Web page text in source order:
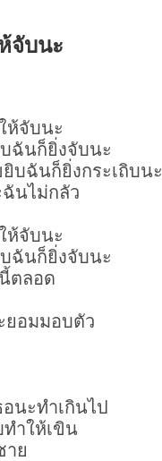
จับนะ
ห้จับนะ
ฉันก็ยิ่งจับนะ
บฉันก็ยิ่งกระเถิบนะ
นไม่กลัว
ห้จับนะ
ฉันก็ยิ่งจับนะ
ตลอด
ยอมมอบตัว
นะทำเกินไป
ำให้เขิน
าย